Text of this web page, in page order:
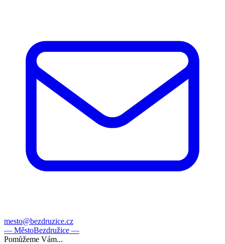
mesto@bezdruzice.cz
— MěstoBezdružice —
Pomůžeme Vám...